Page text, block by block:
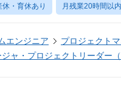
休・育休あり 月残業20時間以内
エンジニア
プロジェクト
ャ・プロジェクトリーダー